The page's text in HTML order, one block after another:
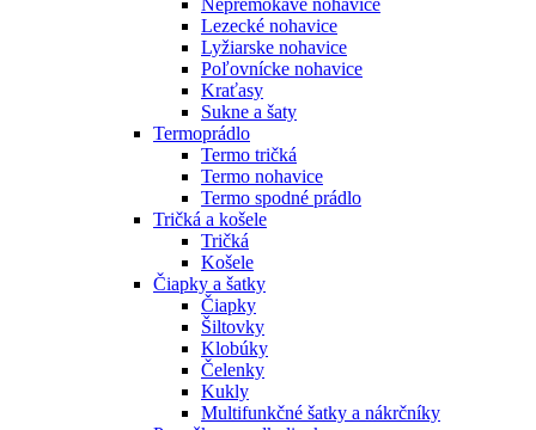
Nepremokavé nohavice
Lezecké nohavice
Lyžiarske nohavice
Poľovnícke nohavice
Kraťasy
Sukne a šaty
Termoprádlo
Termo tričká
Termo nohavice
Termo spodné prádlo
Tričká a košele
Tričká
Košele
Čiapky a šatky
Čiapky
Šiltovky
Klobúky
Čelenky
Kukly
Multifunkčné šatky a nákrčníky